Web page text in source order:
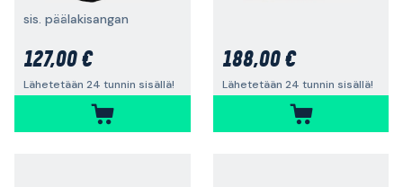
sis. päälakisangan
127,00 €
Lähetetään 24 tunnin sisällä!
188,00 €
Lähetetään 24 tunnin sisällä!